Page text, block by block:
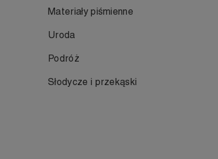
Materiały piśmienne
Uroda
Podróż
Słodycze i przekąski